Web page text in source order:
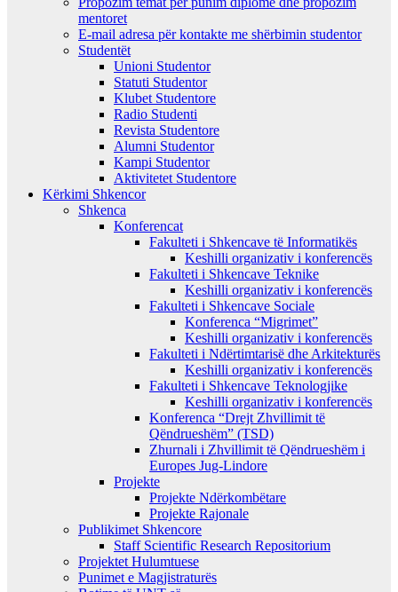
mentoret
E-mail adresa për kontakte me shërbimin studentor
Studentët
Unioni Studentor
Statuti Studentor
Klubet Studentore
Radio Studenti
Revista Studentore
Alumni Studentor
Kampi Studentor
Aktivitetet Studentore
Kërkimi Shkencor
Shkenca
Konferencat
Fakulteti i Shkencave të Informatikës
Keshilli organizativ i konferencës
Fakulteti i Shkencave Teknike
Keshilli organizativ i konferencës
Fakulteti i Shkencave Sociale
Konferenca “Migrimet”
Keshilli organizativ i konferencës
Fakulteti i Ndërtimtarisë dhe Arkitekturës
Keshilli organizativ i konferencës
Fakulteti i Shkencave Teknologjike
Keshilli organizativ i konferencës
Konferenca “Drejt Zhvillimit të
Qëndrueshëm” (TSD)
Zhurnali i Zhvillimit të Qëndrueshëm i
Europes Jug-Lindore
Projekte
Projekte Ndërkombëtare
Projekte Rajonale
Publikimet Shkencore
Staff Scientific Research Repositorium
Projektet Hulumtuese
Punimet e Magjistraturës